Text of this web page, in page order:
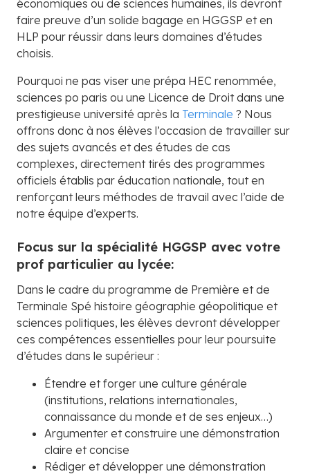
économiques ou de sciences humaines, ils devront
faire preuve d’un solide bagage en HGGSP et en
HLP pour réussir dans leurs domaines d’études
choisis.
Pourquoi ne pas viser une prépa HEC renommée,
sciences po paris ou une Licence de Droit dans une
prestigieuse université après la Terminale ? Nous
offrons donc à nos élèves l’occasion de travailler sur
des sujets avancés et des études de cas
complexes, directement tirés des programmes
officiels établis par éducation nationale, tout en
renforçant leurs méthodes de travail avec l’aide de
notre équipe d’experts.
Focus sur la spécialité HGGSP avec votre
prof particulier au lycée:
Dans le cadre du programme de Première et de
Terminale Spé histoire géographie géopolitique et
sciences politiques, les élèves devront développer
ces compétences essentielles pour leur poursuite
d’études dans le supérieur :
Étendre et forger une culture générale
(institutions, relations internationales,
connaissance du monde et de ses enjeux…)
Argumenter et construire une démonstration
claire et concise
Rédiger et développer une démonstration